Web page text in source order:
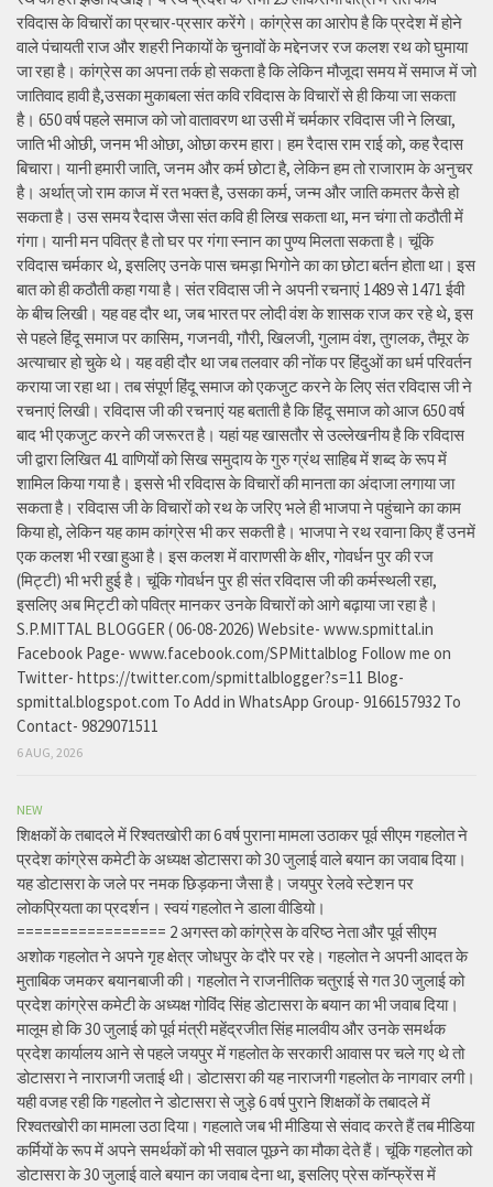
रविदास के विचारों का प्रचार-प्रसार करेंगे। कांग्रेस का आरोप है कि प्रदेश में होने
वाले पंचायती राज और शहरी निकायों के चुनावों के मद्देनजर रज कलश रथ को घुमाया
जा रहा है। कांग्रेस का अपना तर्क हो सकता है कि लेकिन मौजूदा समय में समाज में जो
जातिवाद हावी है,उसका मुकाबला संत कवि रविदास के विचारों से ही किया जा सकता
है। 650 वर्ष पहले समाज को जो वातावरण था उसी में चर्मकार रविदास जी ने लिखा,
जाति भी ओछी, जनम भी ओछा, ओछा करम हारा। हम रैदास राम राई को, कह रैदास
बिचारा। यानी हमारी जाति, जनम और कर्म छोटा है, लेकिन हम तो राजाराम के अनुचर
है। अर्थात् जो राम काज में रत भक्त है, उसका कर्म, जन्म और जाति कमतर कैसे हो
सकता है। उस समय रैदास जैसा संत कवि ही लिख सकता था, मन चंगा तो कठौती में
गंगा। यानी मन पवित्र है तो घर पर गंगा स्नान का पुण्य मिलता सकता है। चूंकि
रविदास चर्मकार थे, इसलिए उनके पास चमड़ा भिगोने का का छोटा बर्तन होता था। इस
बात को ही कठौती कहा गया है। संत रविदास जी ने अपनी रचनाएं 1489 से 1471 ईवी
के बीच लिखी। यह वह दौर था, जब भारत पर लोदी वंश के शासक राज कर रहे थे, इस
से पहले हिंदू समाज पर कासिम, गजनवी, गौरी, खिलजी, गुलाम वंश, तुगलक, तैमूर के
अत्याचार हो चुके थे। यह वही दौर था जब तलवार की नोंक पर हिंदुओं का धर्म परिवर्तन
कराया जा रहा था। तब संपूर्ण हिंदू समाज को एकजुट करने के लिए संत रविदास जी ने
रचनाएं लिखी। रविदास जी की रचनाएं यह बताती है कि हिंदू समाज को आज 650 वर्ष
बाद भी एकजुट करने की जरूरत है। यहां यह खासतौर से उल्लेखनीय है कि रविदास
जी द्वारा लिखित 41 वाणियोंं को सिख समुदाय के गुरु ग्रंथ साहिब में शब्द के रूप में
शामिल किया गया है। इससे भी रविदास के विचारों की मानता का अंदाजा लगाया जा
सकता है। रविदास जी के विचारों को रथ के जरिए भले ही भाजपा ने पहुंचाने का काम
किया हो, लेकिन यह काम कांग्रेस भी कर सकती है। भाजपा ने रथ रवाना किए हैं उनमें
एक कलश भी रखा हुआ है। इस कलश में वाराणसी के क्षीर, गोवर्धन पुर की रज
(मिट्टी) भी भरी हुई है। चूंकि गोवर्धन पुर ही संत रविदास जी की कर्मस्थली रहा,
इसलिए अब मिट्टी को पवित्र मानकर उनके विचारों को आगे बढ़ाया जा रहा है।
S.P.MITTAL BLOGGER ( 06-08-2026) Website- www.spmittal.in
Facebook Page- www.facebook.com/SPMittalblog Follow me on
Twitter- https://twitter.com/spmittalblogger?s=11 Blog-
spmittal.blogspot.com To Add in WhatsApp Group- 9166157932 To
Contact- 9829071511
6 AUG, 2026
NEW
शिक्षकों के तबादले में रिश्वतखोरी का 6 वर्ष पुराना मामला उठाकर पूर्व सीएम गहलोत ने
प्रदेश कांग्रेस कमेटी के अध्यक्ष डोटासरा को 30 जुलाई वाले बयान का जवाब दिया।
यह डोटासरा के जले पर नमक छिड़कना जैसा है। जयपुर रेलवे स्टेशन पर
लोकप्रियता का प्रदर्शन। स्वयं गहलोत ने डाला वीडियो।
================= 2 अगस्त को कांग्रेस के वरिष्ठ नेता और पूर्व सीएम
अशोक गहलोत ने अपने गृह क्षेत्र जोधपुर के दौरे पर रहे। गहलोत ने अपनी आदत के
मुताबिक जमकर बयानबाजी की। गहलोत ने राजनीतिक चतुराई से गत 30 जुलाई को
प्रदेश कांग्रेस कमेटी के अध्यक्ष गोविंद सिंह डोटासरा के बयान का भी जवाब दिया।
मालूम हो कि 30 जुलाई को पूर्व मंत्री महेंद्रजीत सिंह मालवीय और उनके समर्थक
प्रदेश कार्यालय आने से पहले जयपुर में गहलोत के सरकारी आवास पर चले गए थे तो
डोटासरा ने नाराजगी जताई थी। डोटासरा की यह नाराजगी गहलोत के नागवार लगी।
यही वजह रही कि गहलोत ने डोटासरा से जुड़े 6 वर्ष पुराने शिक्षकों के तबादले में
रिश्वतखोरी का मामला उठा दिया। गहलाते जब भी मीडिया से संवाद करते हैं तब मीडिया
कर्मियों के रूप में अपने समर्थकों को भी सवाल पूछने का मौका देते हैं। चूंकि गहलोत को
डोटासरा के 30 जुलाई वाले बयान का जवाब देना था, इसलिए प्रेस कॉन्फ्रेंस में